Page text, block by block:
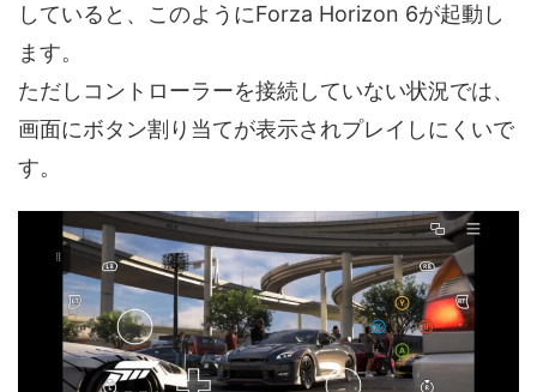
していると、このようにForza Horizon 6が起動し
ます。
ただしコントローラーを接続していない状況では、
画面にボタン割り当てが表示されプレイしにくいで
す。